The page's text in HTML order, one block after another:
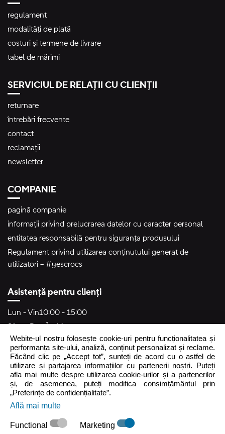
regulament
modalități de plată
costuri și termene de livrare
tabel de mărimi
SERVICIUL DE RELAȚII CU CLIENȚII
returnare
întrebări frecvente
contact
reclamații
newsletter
COMPANIE
pagină companie
informații privind prelucrarea datelor cu caracter personal
entitatea responsabilă pentru siguranța produsului
Regulament privind utilizarea conținutului generat de
utilizatori – #yescrocs
Asistență pentru clienți
Lun - Vin10:00 - 15:00
Sâm - DumÎnchis
crocs.ro@intersocks.pl
40
Webite-ul nostru folosește cookie-uri pentru funcționalitatea și
performanța site-ului, analiză, conținut personalizat și reclame.
Făcând clic pe „Accept tot”, sunteți de acord cu o astfel de
utilizare și partajarea informațiilor cu partenerii noștri. Puteți
afla mai multe despre utilizarea cookie-urilor și a partenerilor
și, de asemenea, puteți modifica consimțământul prin
„Preferințe de confidențialitate”.
Află mai multe
Functional Marketing